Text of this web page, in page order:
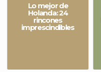
Lo mejor de
Holanda: 24
rincones
imprescindibles